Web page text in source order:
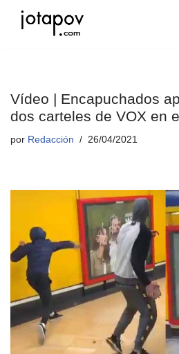
Vídeo | Encapuchados
dos carteles de VOX en
por Redacción 26/04/2021